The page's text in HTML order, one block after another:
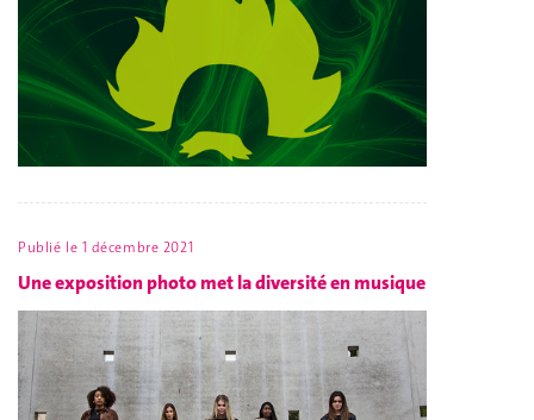
Publié le 1 décembre 2021
Une exposition photo met la diversité en musique